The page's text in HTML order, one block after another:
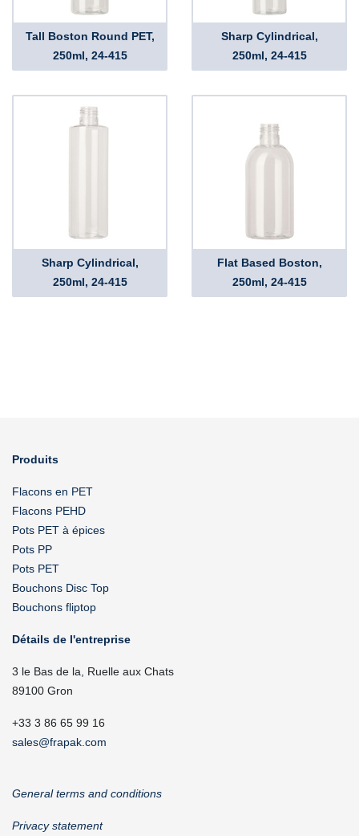
Tall Boston Round PET,
250ml, 24-415
Sharp Cylindrical,
250ml, 24-415
Sharp Cylindrical,
250ml, 24-415
Flat Based Boston,
250ml, 24-415
Produits
Flacons en PET
Flacons PEHD
Pots PET à épices
Pots PP
Pots PET
Bouchons Disc Top
Bouchons fliptop
Détails de l'entreprise
3 le Bas de la, Ruelle aux Chats
89100 Gron
+33 3 86 65 99 16
sales@frapak.com
General terms and conditions
Privacy statement